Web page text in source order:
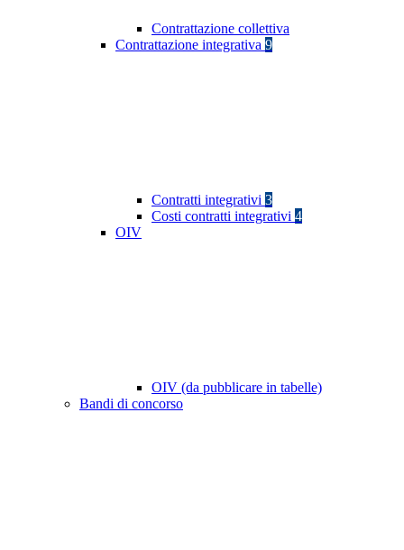
Contrattazione collettiva
Contrattazione integrativa 9
Contratti integrativi 3
Costi contratti integrativi 4
OIV
OIV (da pubblicare in tabelle)
Bandi di concorso